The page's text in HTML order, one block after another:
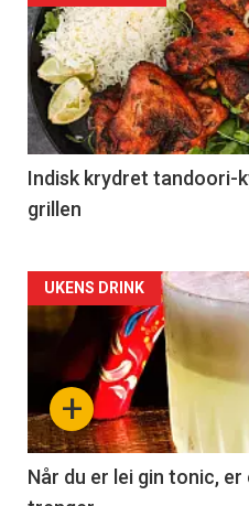
Indisk krydret tandoori-
grillen
Forsiden
akkurat
nå
-
2
+
UKENS DRINK
Når du er lei gin tonic,